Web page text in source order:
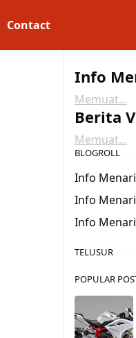
Contact
Info
Memuat...
Berita
Memuat...
BLOGROLL
Info
Info
Info
TELUSUR
POPULAR